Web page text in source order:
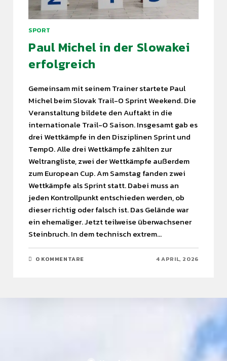
SPORT
Paul Michel in der Slowakei
erfolgreich
Gemeinsam mit seinem Trainer startete Paul
Michel beim Slovak Trail-O Sprint Weekend. Die
Veranstaltung bildete den Auftakt in die
internationale Trail-O Saison. Insgesamt gab es
drei Wettkämpfe in den Disziplinen Sprint und
TempO. Alle drei Wettkämpfe zählten zur
Weltrangliste, zwei der Wettkämpfe außerdem
zum European Cup. Am Samstag fanden zwei
Wettkämpfe als Sprint statt. Dabei muss an
jeden Kontrollpunkt entschieden werden, ob
dieser richtig oder falsch ist. Das Gelände war
ein ehemaliger. Jetzt teilweise überwachsener
Steinbruch. In dem technisch extrem…
0 KOMMENTARE 4 APRIL, 2026
Find what you are looking for and experience the
difference.